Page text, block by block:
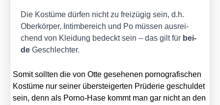
Die Kos­tü­me dür­fen nicht zu frei­zü­gig sein, d.h.
Ober­kör­per, Intim­be­reich und Po müs­sen aus­rei­
chend von Klei­dung bedeckt sein – das gilt für bei­
de Geschlech­ter.
Somit soll­ten die von Otte gese­he­nen por­no­gra­fi­schen
Kos­tü­me nur sei­ner über­stei­ger­ten Prü­de­rie geschul­det
sein, denn als Por­no-Hase kommt man gar nicht an den